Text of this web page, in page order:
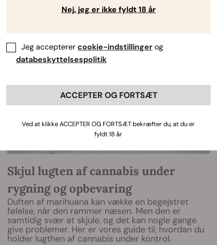
Skjul lugten af cannabis under
rygning og opbevaring
Duften af marihuana kan vække en begejstret
følelse, når den rammer næsen. Men den er
samtidig svær at skjule, og det kan nogle gange
give problemer. Her er vores guide til, hvordan du
holder lugthen af cannabis under kontrol.
Nej, jeg er ikke fyldt 18 år
Jeg accepterercookie-indstillingerog
databeskyttelsespolitik
ACCEPTER OG FORTSÆT
Ved at klikke ACCEPTER OG FORTSÆT bekræfter du, at du er
fyldt 18 år